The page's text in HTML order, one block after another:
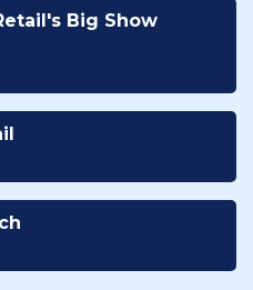
Big Show